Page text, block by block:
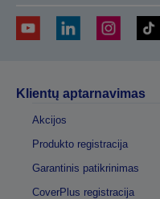
Klientų aptarnavimas
Akcijos
Produkto registracija
Garantinis patikrinimas
CoverPlus registracija